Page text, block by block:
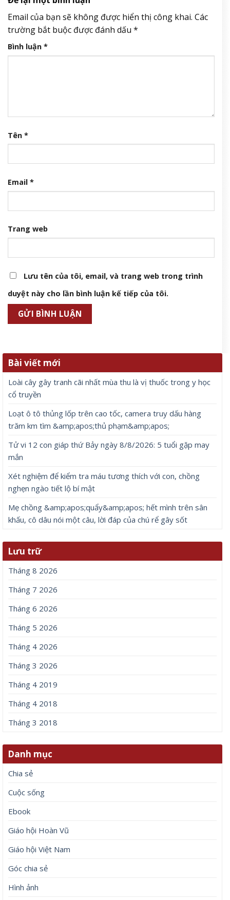
Email của bạn sẽ không được hiển thị công khai. Các
trường bắt buộc được đánh dấu *
Bình luận *
Tên *
Email *
Trang web
Lưu tên của tôi, email, và trang web trong trình
duyệt này cho lần bình luận kế tiếp của tôi.
Bài viết mới
Loài cây gây tranh cãi nhất mùa thu là vị thuốc trong y học
cổ truyền
Loạt ô tô thủng lốp trên cao tốc, camera truy dấu hàng
trăm km tìm &amp;apos;thủ phạm&amp;apos;
Tử vi 12 con giáp thứ Bảy ngày 8/8/2026: 5 tuổi gặp may
mắn
Xét nghiệm để kiểm tra máu tương thích với con, chồng
nghẹn ngào tiết lộ bí mật
Mẹ chồng &amp;apos;quẩy&amp;apos; hết mình trên sân
khấu, cô dâu nói một câu, lời đáp của chú rể gây sốt
Lưu trữ
Tháng 8 2026
Tháng 7 2026
Tháng 6 2026
Tháng 5 2026
Tháng 4 2026
Tháng 3 2026
Tháng 4 2019
Tháng 4 2018
Tháng 3 2018
Danh mục
Chia sẻ
Cuộc sống
Ebook
Giáo hội Hoàn Vũ
Giáo hội Việt Nam
Góc chia sẻ
Hình ảnh